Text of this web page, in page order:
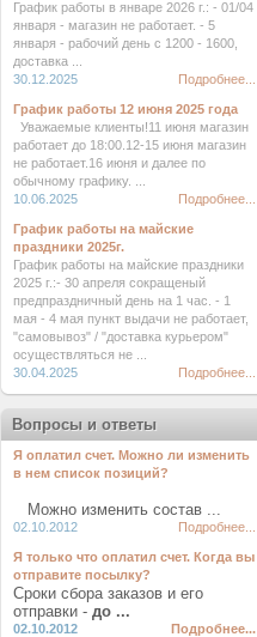
График работы в январе 2026 г.: - 01/04
января - магазин не работает. - 5
января - рабочий день с 1200 - 1600,
доставка ...
30.12.2025
Подробнее...
График работы 12 июня 2025 года
Уважаемые клиенты!11 июня магазин
работает до 18:00.12-15 июня магазин
не работает.16 июня и далее по
обычному графику. ...
10.06.2025
Подробнее...
График работы на майские
праздники 2025г.
График работы на майские праздники
2025 г.:- 30 апреля сокращеный
предпраздничный день на 1 час. - 1
мая - 4 мая пункт выдачи не работает,
"самовывоз" / "доставка курьером"
осуществляться не ...
30.04.2025
Подробнее...
Вопросы и ответы
Я оплатил счет. Можно ли изменить
в нем список позиций?
Можно изменить состав ...
02.10.2012 Подробнее...
Я только что оплатил счет. Когда вы
отправите посылку?
Сроки сбора заказов и его
отправки - до ...
02.10.2012 Подробнее...